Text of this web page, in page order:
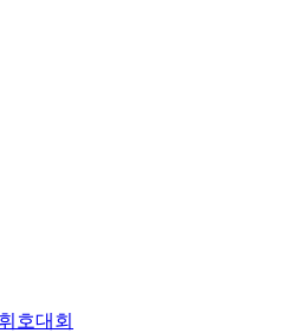
호대회